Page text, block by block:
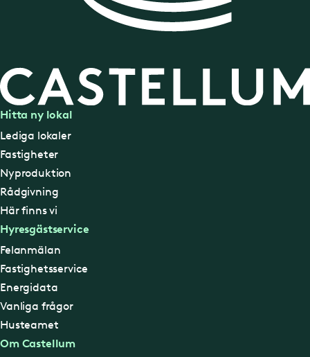
Hitta ny lokal
Lediga lokaler
Fastigheter
Nyproduktion
Rådgivning
Här finns vi
Hyresgästservice
Felanmälan
Fastighetsservice
Energidata
Vanliga frågor
Husteamet
Om Castellum